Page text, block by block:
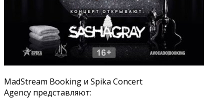
MadStream Booking и Spika Concert
Agency представляют: